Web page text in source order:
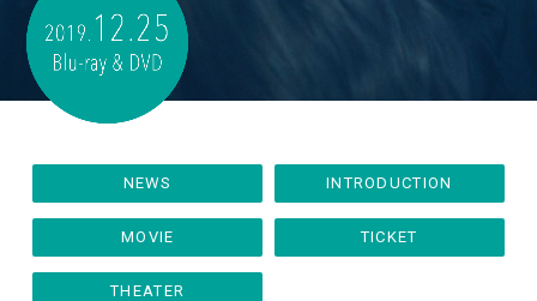
NEWS INTRODUCTION
MOVIE TICKET
THEATER